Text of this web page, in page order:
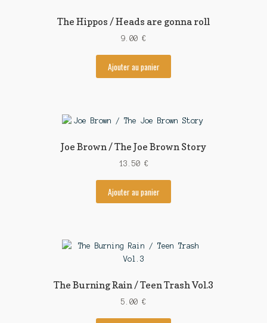
The Hippos / Heads are gonna roll
9.00 €
Ajouter au panier
Joe Brown / The Joe Brown Story
13.50 €
Ajouter au panier
The Burning Rain / Teen Trash Vol.3
5.00 €